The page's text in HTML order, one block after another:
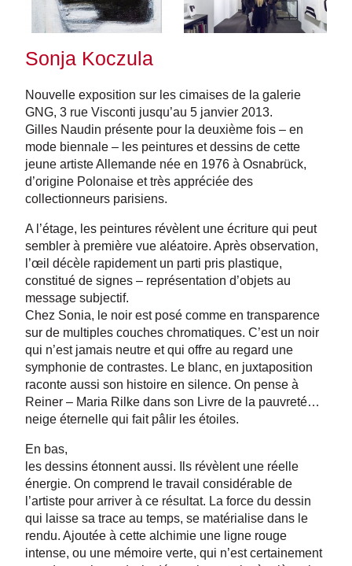
Sonja Koczula
Nouvelle exposition sur les cimaises de la galerie
GNG, 3 rue Visconti jusqu’au 5 janvier 2013.
Gilles Naudin présente pour la deuxième fois – en
mode biennale – les peintures et dessins de cette
jeune artiste Allemande née en 1976 à Osnabrück,
d’origine Polonaise et très appréciée des
collectionneurs parisiens.
A l’étage, les peintures révèlent une écriture qui peut
sembler à première vue aléatoire. Après observation,
l’œil décèle rapidement un parti pris plastique,
constitué de signes – représentation d’objets au
message subjectif.
Chez Sonia, le noir est posé comme en transparence
sur de multiples couches chromatiques. C’est un noir
qui n’est jamais neutre et qui offre au regard une
symphonie de contrastes. Le blanc, en juxtaposition
raconte aussi son histoire en silence. On pense à
Reiner – Maria Rilke dans son Livre de la pauvreté…
neige éternelle qui fait pâlir les étoiles.
En bas,
les dessins étonnent aussi. Ils révèlent une réelle
énergie. On comprend le travail considérable de
l’artiste pour arriver à ce résultat. La force du dessin
qui laisse sa trace au temps, se matérialise dans le
rendu. Ajoutée à cette alchimie une ligne rouge
intense, ou une mémoire verte, qui n’est certainement